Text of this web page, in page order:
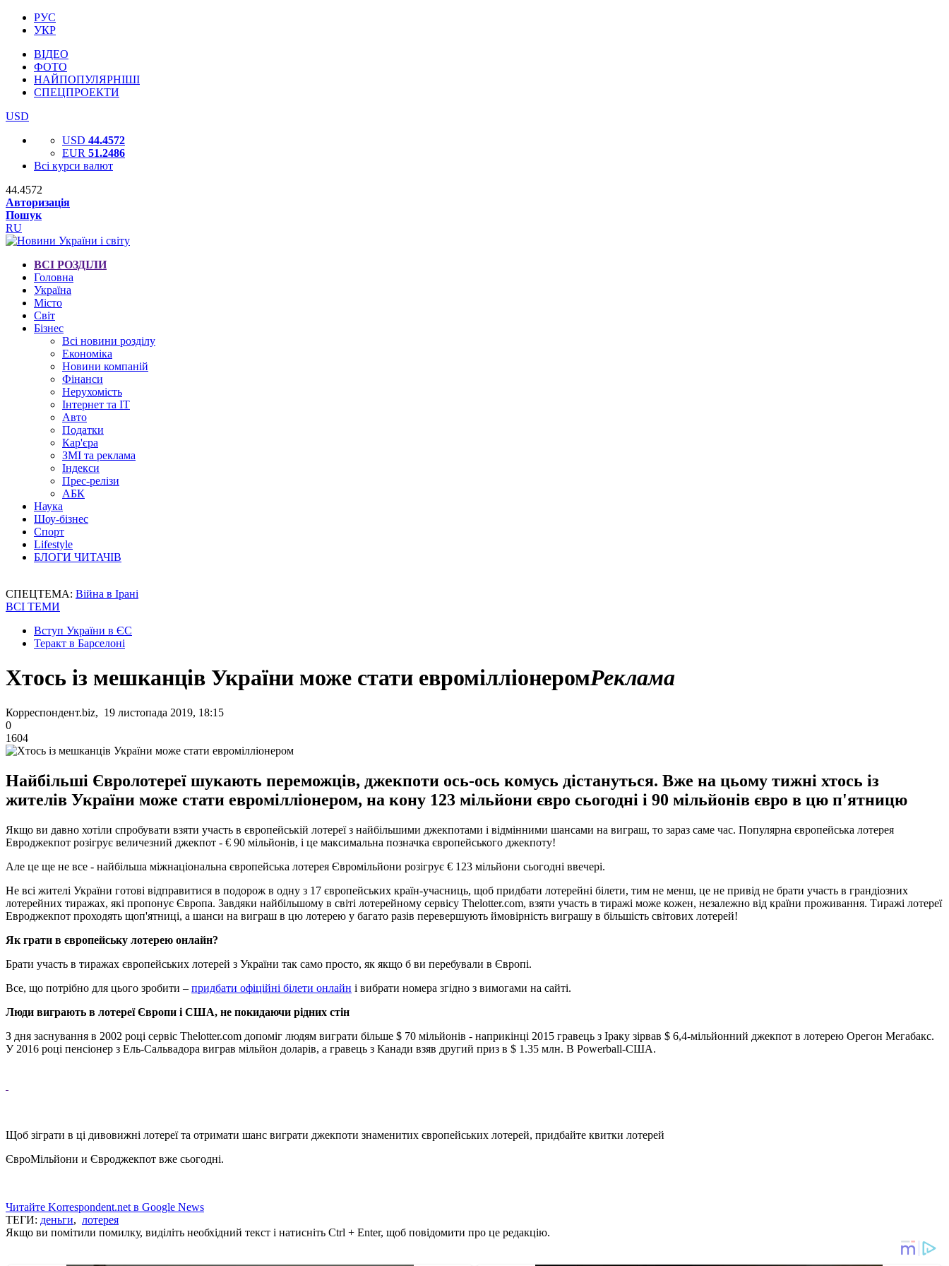
РУС
УКР
ВІДЕО
ФОТО
НАЙПОПУЛЯРНІШІ
СПЕЦПРОЕКТИ
USD
USD 44.4572
EUR 51.2486
Всі курси валют
44.4572
Авторизація
Пошук
RU
ВСІ РОЗДІЛИ
Головна
Україна
Місто
Світ
Бізнес
Всі новини розділу
Економіка
Новини компаній
Фінанси
Нерухомість
Інтернет та IT
Авто
Податки
Кар'єра
ЗМІ та реклама
Індекси
Прес-релізи
АБК
Наука
Шоу-бізнес
Спорт
Lifestyle
БЛОГИ ЧИТАЧІВ
СПЕЦТЕМА: Війна в Ірані
ВСІ ТЕМИ
Вступ України в ЄС
Теракт в Барселоні
Хтось із мешканців України може стати евромілліонеромРеклама
Корреспондент.biz, 19 листопада 2019, 18:15
0
1604
Найбільші Євролотереї шукають переможців, джекпоти ось-ось комусь дістануться. Вже на цьому тижні хтось із
жителів України може стати евромілліонером, на кону 123 мільйони євро сьогодні і 90 мільйонів євро в цю п'ятницю
Якщо ви давно хотіли спробувати взяти участь в європейській лотереї з найбільшими джекпотами і відмінними шансами на виграш, то зараз саме час. Популярна європейська лотерея
Евроджекпот розігрує величезний джекпот - € 90 мільйонів, і це максимальна позначка європейського джекпоту!
Але це ще не все - найбільша міжнаціональна європейська лотерея Євромільйони розігрує € 123 мільйони сьогодні ввечері.
Не всі жителі України готові відправитися в подорож в одну з 17 європейських країн-учасниць, щоб придбати лотерейні білети, тим не менш, це не привід не брати участь в грандіозних
лотерейних тиражах, які пропонує Європа. Завдяки найбільшому в світі лотерейному сервісу Thelotter.com, взяти участь в тиражі може кожен, незалежно від країни проживання. Тиражі лотереї
Евроджекпот проходять щоп'ятниці, а шанси на виграш в цю лотерею у багато разів перевершують ймовірність виграшу в більшість світових лотерей!
Як грати в європейську лотерею онлайн?
Брати участь в тиражах європейських лотерей з України так само просто, як якщо б ви перебували в Європі.
Все, що потрібно для цього зробити – придбати офіційні білети онлайн і вибрати номера згідно з вимогами на сайті.
Люди виграють в лотереї Європи і США, не покидаючи рідних стін
З дня заснування в 2002 році сервіс Thelotter.com допоміг людям виграти більше $ 70 мільйонів - наприкінці 2015 гравець з Іраку зірвав $ 6,4-мільйонний джекпот в лотерею Орегон Мегабакс.
У 2016 році пенсіонер з Ель-Сальвадора виграв мільйон доларів, а гравець з Канади взяв другий приз в $ 1.35 млн. В Powerball-США.
Щоб зіграти в ці дивовижні лотереї та отримати шанс виграти джекпоти знаменитих європейських лотерей, придбайте квитки лотерей
ЄвроМільйони и Євроджекпот вже сьогодні.
Читайте Korrespondent.net в Google News
ТЕГИ: деньги, лотерея
Якщо ви помітили помилку, виділіть необхідний текст і натисніть Ctrl + Enter, щоб повідомити про це редакцію.